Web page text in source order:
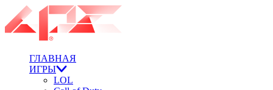
ГЛАВНАЯ
ИГРЫ
LOL